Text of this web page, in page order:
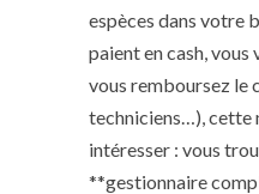
espèces dans votre
paient en cash, vous
vous remboursez le
techniciens…), cette
intéresser : vous
**gestionnaire